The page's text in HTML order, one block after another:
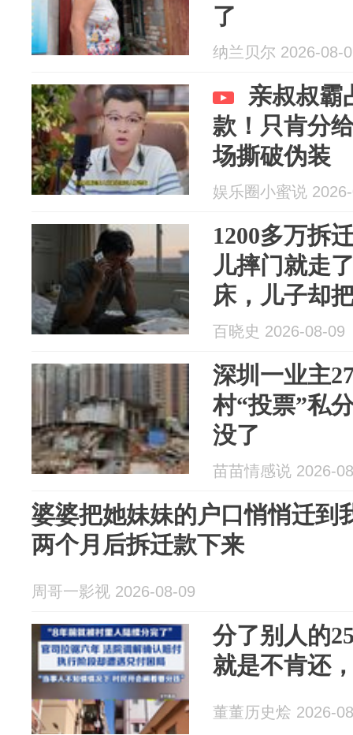
了
纳兰贝尔 2026-08-
亲叔叔霸
款！只肯分
场撕破伪装
娱乐圈小蜜说
1200多万拆
儿摔门就走
床，儿子却
明白女儿当
百晓史 2026-08-09
深圳一业主
村“投票”私
没了
苗苗情感说 2026-
婆婆把她妹妹的户口悄悄迁到
两个月后拆迁款下来
周哥一影视 2026-08-09
分了别人的
就是不肯还
董董历史烩 2026-